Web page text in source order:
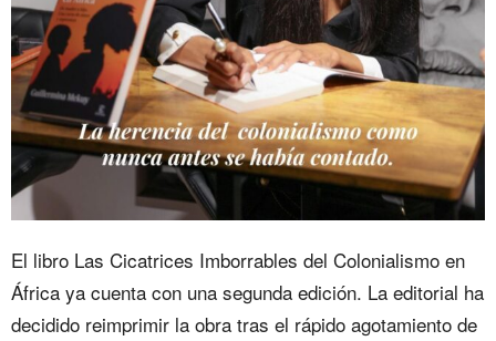
El libro Las Cicatrices Imborrables del Colonialismo en
África ya cuenta con una segunda edición. La editorial ha
decidido reimprimir la obra tras el rápido agotamiento de